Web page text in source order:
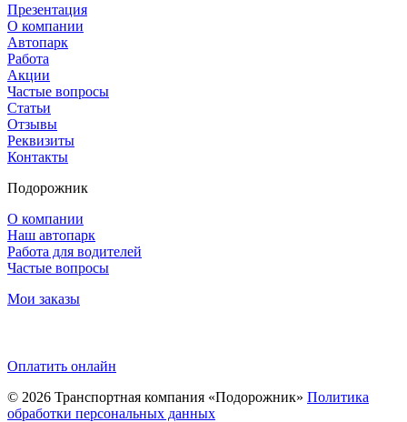
Презентация
О компании
Автопарк
Работа
Акции
Частые вопросы
Статьи
Отзывы
Реквизиты
Контакты
Подорожник
О компании
Наш автопарк
Работа для водителей
Частые вопросы
Мои заказы
Оплатить онлайн
© 2026 Транспортная компания «Подорожник» Политика
обработки персональных данных